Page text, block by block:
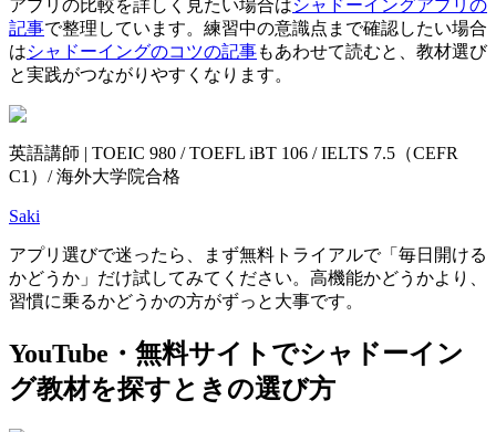
アプリの比較を詳しく見たい場合はシャドーイングアプリの
記事で整理しています。練習中の意識点まで確認したい場合
はシャドーイングのコツの記事もあわせて読むと、教材選び
と実践がつながりやすくなります。
英語講師 | TOEIC 980 / TOEFL iBT 106 / IELTS 7.5（CEFR
C1）/ 海外大学院合格
Saki
アプリ選びで迷ったら、まず無料トライアルで「毎日開ける
かどうか」だけ試してみてください。高機能かどうかより、
習慣に乗るかどうかの方がずっと大事です。
YouTube・無料サイトでシャドーイン
グ教材を探すときの選び方